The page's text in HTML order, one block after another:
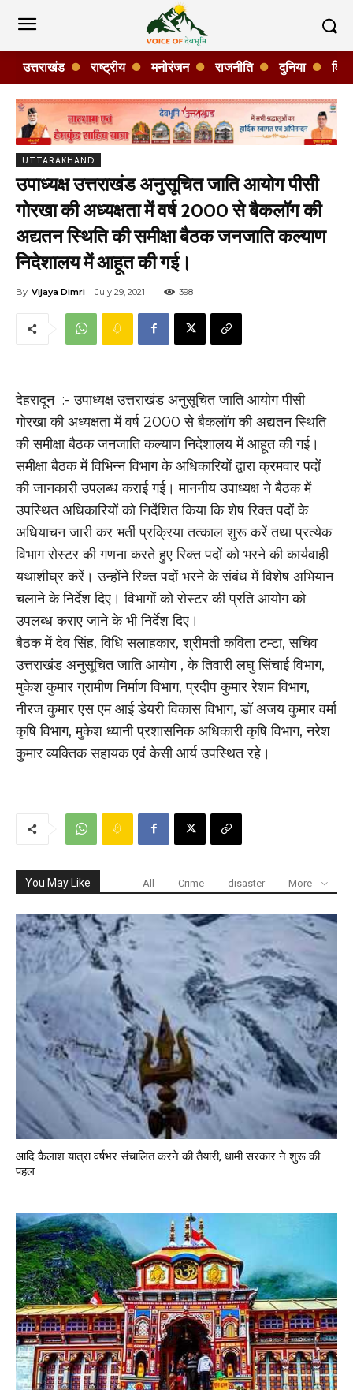
उत्तराखंड राष्ट्रीय मनोरंजन राजनीति दुनिया
UTTARAKHAND
उपाध्यक्ष उत्तराखंड अनुसूचित जाति आयोग पीसी
गोरखा की अध्यक्षता में वर्ष 2000 से बैकलॉग की
अद्यतन स्थिति की समीक्षा बैठक जनजाति कल्याण
निदेशालय में आहूत की गई।
By Vijaya Dimri July 29, 2021 398
देहरादून :- उपाध्यक्ष उत्तराखंड अनुसूचित जाति आयोग पीसी
गोरखा की अध्यक्षता में वर्ष 2000 से बैकलॉग की अद्यतन स्थिति
की समीक्षा बैठक जनजाति कल्याण निदेशालय में आहूत की गई।
समीक्षा बैठक में विभिन्न विभाग के अधिकारियों द्वारा क्रमवार पदों
की जानकारी उपलब्ध कराई गई। माननीय उपाध्यक्ष ने बैठक में
उपस्थित अधिकारियों को निर्देशित किया कि शेष रिक्त पदों के
अधियाचन जारी कर भर्ती प्रक्रिया तत्काल शुरू करें तथा प्रत्येक
विभाग रोस्टर की गणना करते हुए रिक्त पदों को भरने की कार्यवाही
यथाशीघ्र करें। उन्होंने रिक्त पदों भरने के संबंध में विशेष अभियान
चलाने के निर्देश दिए। विभागों को रोस्टर की प्रति आयोग को
उपलब्ध कराए जाने के भी निर्देश दिए।
बैठक में देव सिंह, विधि सलाहकार, श्रीमती कविता टम्टा, सचिव
उत्तराखंड अनुसूचित जाति आयोग , के तिवारी लघु सिंचाई विभाग,
मुकेश कुमार ग्रामीण निर्माण विभाग, प्रदीप कुमार रेशम विभाग,
नीरज कुमार एस एम आई डेयरी विकास विभाग, डॉ अजय कुमार वर्मा
कृषि विभाग, मुकेश ध्यानी प्रशासनिक अधिकारी कृषि विभाग, नरेश
कुमार व्यक्तिक सहायक एवं केसी आर्य उपस्थित रहे।
You May Like All Crime disaster More
आदि कैलाश यात्रा वर्षभर संचालित करने की तैयारी, धामी सरकार ने शुरू की
पहल